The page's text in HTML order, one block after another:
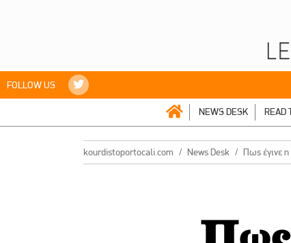
FOLLOW US
NEWS DESK READ
kourdistoportocali.com News Desk Πως έγινε